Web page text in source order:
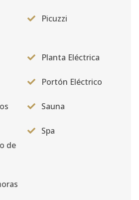
Picuzzi
Planta Eléctrica
Portón Eléctrico
Sauna
de
Spa